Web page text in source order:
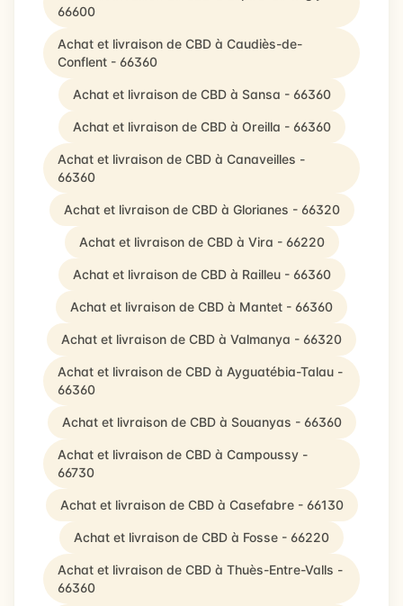
66600
Achat et livraison de CBD à Caudiès-de-
Conflent - 66360
Achat et livraison de CBD à Sansa - 66360
Achat et livraison de CBD à Oreilla - 66360
Achat et livraison de CBD à Canaveilles -
66360
Achat et livraison de CBD à Glorianes - 66320
Achat et livraison de CBD à Vira - 66220
Achat et livraison de CBD à Railleu - 66360
Achat et livraison de CBD à Mantet - 66360
Achat et livraison de CBD à Valmanya - 66320
Achat et livraison de CBD à Ayguatébia-Talau -
66360
Achat et livraison de CBD à Souanyas - 66360
Achat et livraison de CBD à Campoussy -
66730
Achat et livraison de CBD à Casefabre - 66130
Achat et livraison de CBD à Fosse - 66220
Achat et livraison de CBD à Thuès-Entre-Valls -
66360